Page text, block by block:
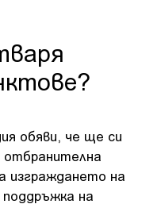
обяви, че ще си
отбранителна
изграждането на
на